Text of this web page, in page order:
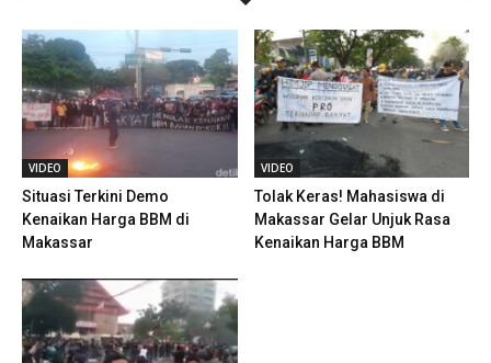
VIDEO
Situasi Terkini Demo
Kenaikan Harga BBM di
Makassar
VIDEO
Tolak Keras! Mahasiswa di
Makassar Gelar Unjuk Rasa
Kenaikan Harga BBM